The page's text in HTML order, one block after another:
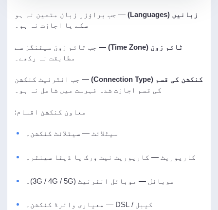
زبانیں (Languages)
— جب براؤزر زبان متعین نہ ہو
سکے یا اجازت نہ ہو۔
ٹائم زون (Time Zone)
— جب ٹائم زون سیٹنگز سے
مطابقت نہ رکھے۔
کنکشن کی قسم (Connection Type)
— جب انٹرنیٹ کنکشن
کی قسم اجازت شدہ فہرست میں شامل نہ ہو۔
معاون کنکشن اقسام:
سیٹلائٹ — سیٹلائٹ کنکشن۔
کارپوریٹ — کارپوریٹ نیٹ ورک یا ڈیٹا سینٹر۔
موبائل — موبائل انٹرنیٹ (3G / 4G / 5G)۔
کیبل / DSL — معیاری وائرڈ کنکشن۔